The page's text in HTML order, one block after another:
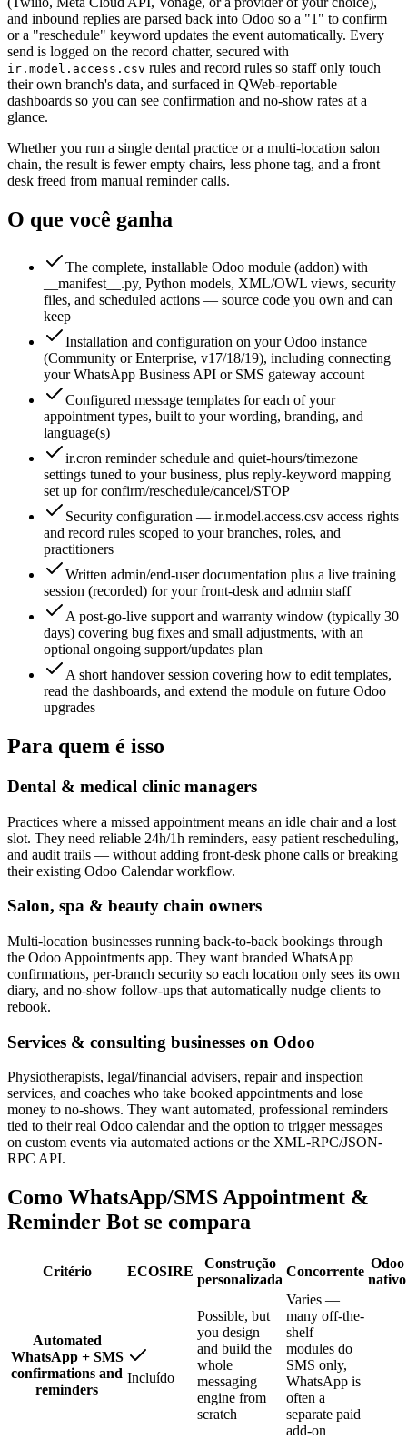
and inbound replies are parsed back into Odoo so a "1" to confirm
or a "reschedule" keyword updates the event automatically. Every
send is logged on the record chatter, secured with
ir.model.access.csv rules and record rules so staff only touch
their own branch's data, and surfaced in QWeb-reportable
dashboards so you can see confirmation and no-show rates at a
glance.
Whether you run a single dental practice or a multi-location salon
chain, the result is fewer empty chairs, less phone tag, and a front
desk freed from manual reminder calls.
O que você ganha
The complete, installable Odoo module (addon) with
__manifest__.py, Python models, XML/OWL views, security
files, and scheduled actions — source code you own and can
keep
Installation and configuration on your Odoo instance
(Community or Enterprise, v17/18/19), including connecting
your WhatsApp Business API or SMS gateway account
Configured message templates for each of your
appointment types, built to your wording, branding, and
language(s)
ir.cron reminder schedule and quiet-hours/timezone
settings tuned to your business, plus reply-keyword mapping
set up for confirm/reschedule/cancel/STOP
Security configuration — ir.model.access.csv access rights
and record rules scoped to your branches, roles, and
practitioners
Written admin/end-user documentation plus a live training
session (recorded) for your front-desk and admin staff
A post-go-live support and warranty window (typically 30
days) covering bug fixes and small adjustments, with an
optional ongoing support/updates plan
A short handover session covering how to edit templates,
read the dashboards, and extend the module on future Odoo
upgrades
Para quem é isso
Dental & medical clinic managers
Practices where a missed appointment means an idle chair and a lost
slot. They need reliable 24h/1h reminders, easy patient rescheduling,
and audit trails — without adding front-desk phone calls or breaking
their existing Odoo Calendar workflow.
Salon, spa & beauty chain owners
Multi-location businesses running back-to-back bookings through
the Odoo Appointments app. They want branded WhatsApp
confirmations, per-branch security so each location only sees its own
diary, and no-show follow-ups that automatically nudge clients to
rebook.
Services & consulting businesses on Odoo
Physiotherapists, legal/financial advisers, repair and inspection
services, and coaches who take booked appointments and lose
money to no-shows. They want automated, professional reminders
tied to their real Odoo calendar and the option to trigger messages
on custom events via automated actions or the XML-RPC/JSON-
RPC API.
Como WhatsApp/SMS Appointment &
Reminder Bot se compara
Critério ECOSIRE
Construção
personalizada
Concorrente
Odoo
nativo
Automated
WhatsApp + SMS
confirmations and
reminders
Incluído
Possible, but
you design
and build the
whole
messaging
engine from
scratch
Varies —
many off-the-
shelf
modules do
SMS only,
WhatsApp is
often a
separate paid
add-on